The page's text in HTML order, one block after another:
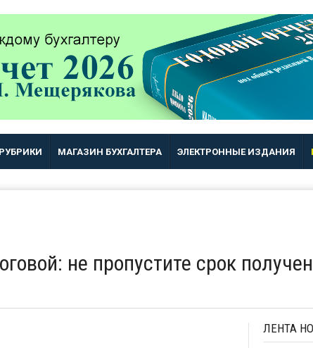
РУБРИКИ МАГАЗИН БУХГАЛТЕРА ЭЛЕКТРОННЫЕ ИЗДАНИЯ
не пропустите срок
ЛЕНТА